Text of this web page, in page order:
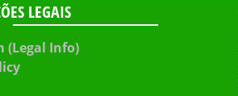
LEGAIS
(Legal Info)